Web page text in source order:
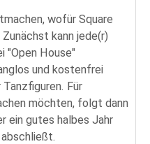
wofür Square
kann jede(r)
"Open House"
und kostenfrei
Für
möchten, folgt dann
ein gutes halbes Jahr